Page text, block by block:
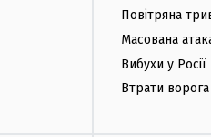
Повітряна
Масована
Вибухи у Росії
Втрати ворога